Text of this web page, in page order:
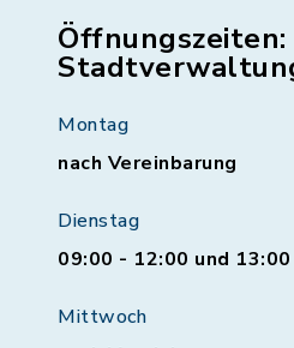
Öffnungszeiten:
Montag
nach Vereinbarung
Dienstag
09:00 - 12:00 und
Mittwoch